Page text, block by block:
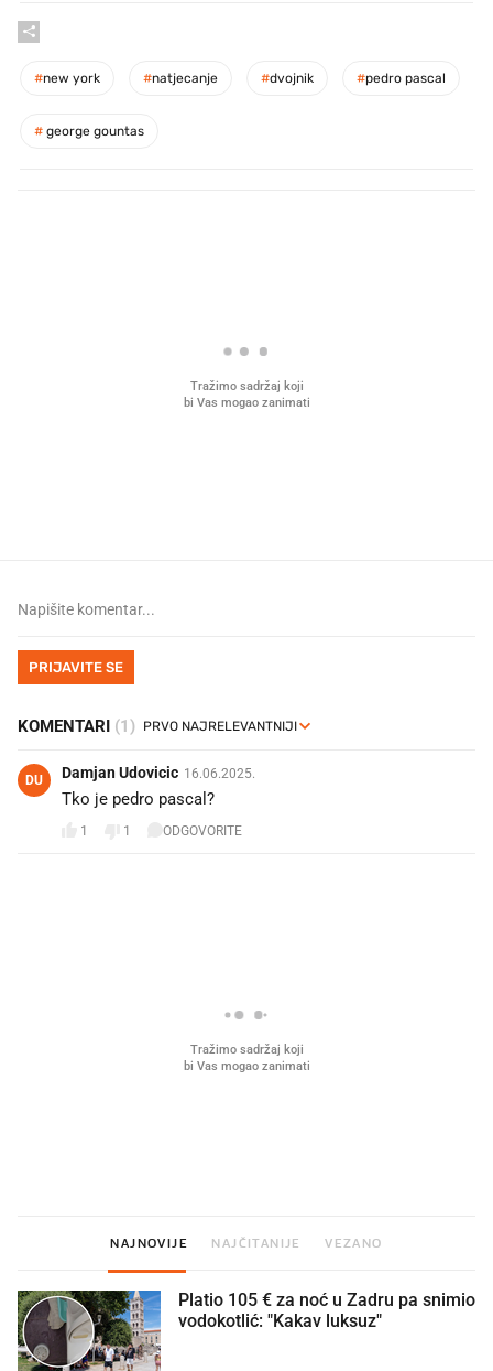
#new york #natjecanje #dvojnik #pedro pascal
# george gountas
PRIJAVITE SE
KOMENTARI (1)
DU Damjan Udovicic 16.06.2025.
Tko je pedro pascal?
1 1 ODGOVORITE
NAJNOVIJE NAJČITANIJE VEZANO
Platio 105 € za noć u Zadru pa snimio
vodokotlić: "Kakav luksuz"